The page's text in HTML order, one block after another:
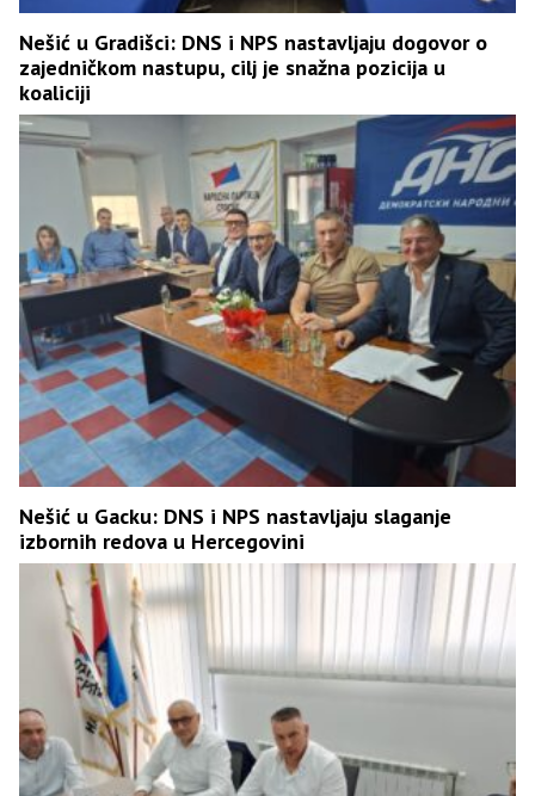
Nešić u Gradišci: DNS i NPS nastavljaju dogovor o
zajedničkom nastupu, cilj je snažna pozicija u
koaliciji
Nešić u Gacku: DNS i NPS nastavljaju slaganje
izbornih redova u Hercegovini